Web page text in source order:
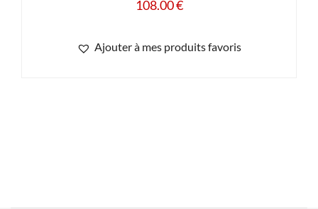
108.00€
Ajouter à mes produits favoris